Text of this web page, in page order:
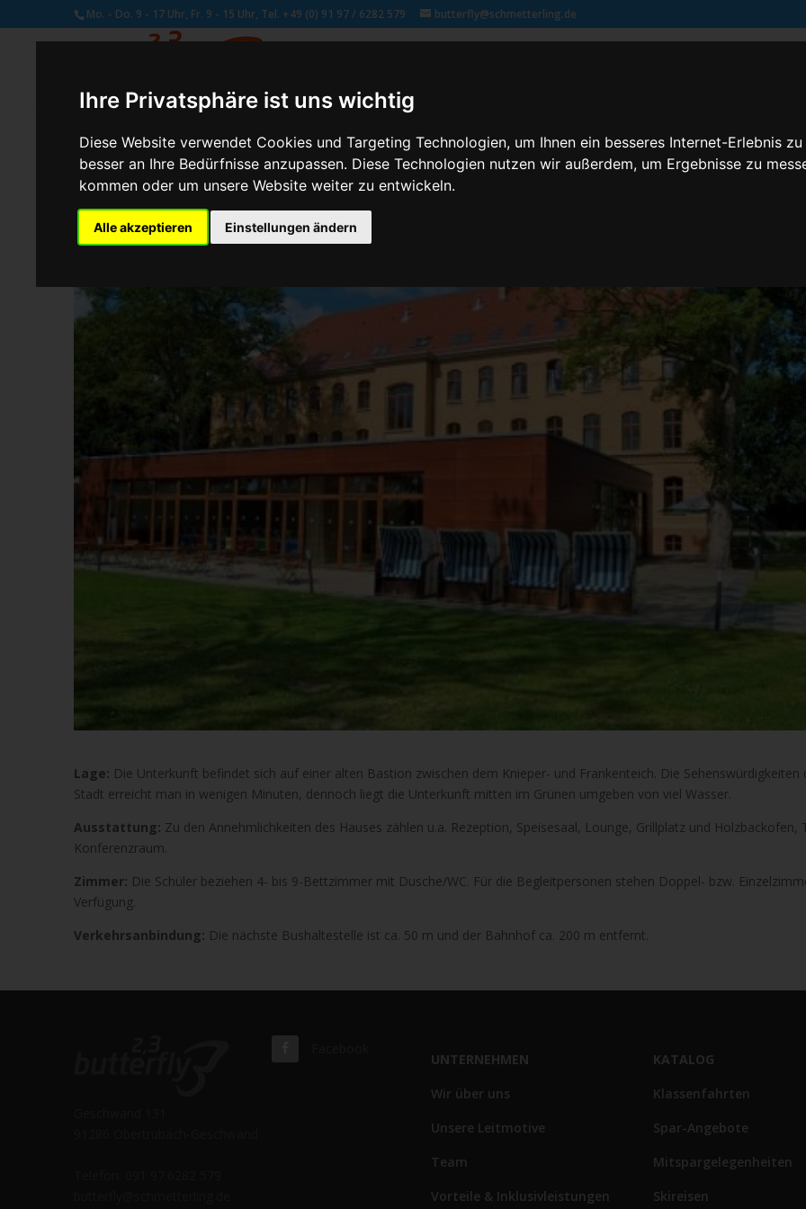
Ihre Privatsphäre ist uns wichtig
Diese Website verwendet Cookies und Targeting Technologien, um Ihnen ein besseres Internet-Erlebnis
besser an Ihre Bedürfnisse anzupassen. Diese Technologien nutzen wir außerdem, um Ergebnisse zu
kommen oder um unsere Website weiter zu entwickeln.
Alle akzeptieren Einstellungen ändern
Mo. - Do. 9 - 17 Uhr, Fr. 9 - 15 Uhr, Tel. +49 (0) 91 97 / 6282 579 butterfly@schmetterling.de
vonSchmetterling Administrator|Aug. 4, 2017
Lage: Die Unterkunft befindet sich auf einer alten Bastion zwischen dem Knieper- und Frankenteich. Die Sehenswürdigkeiten
Stadt erreicht man in wenigen Minuten, dennoch liegt die Unterkunft mitten im Grünen umgeben von viel Wasser.
Ausstattung: Zu den Annehmlichkeiten des Hauses zählen u.a. Rezeption, Speisesaal, Lounge, Grillplatz und Holzbackofen,
Konferenzraum.
Zimmer: Die Schüler beziehen 4- bis 9-Bettzimmer mit Dusche/WC. Für die Begleitpersonen stehen Doppel- bzw.
Verfügung.
Verkehrsanbindung: Die nächste Bushaltestelle ist ca. 50 m und der Bahnhof ca. 200 m entfernt.
UNTERNEHMEN
Wir über uns
Unsere Leitmotive
Team
Vorteile & Inklusivleistungen
KATALOG
Klassenfahrten
Spar-Angebote
Mitspargelegenheiten
Skireisen